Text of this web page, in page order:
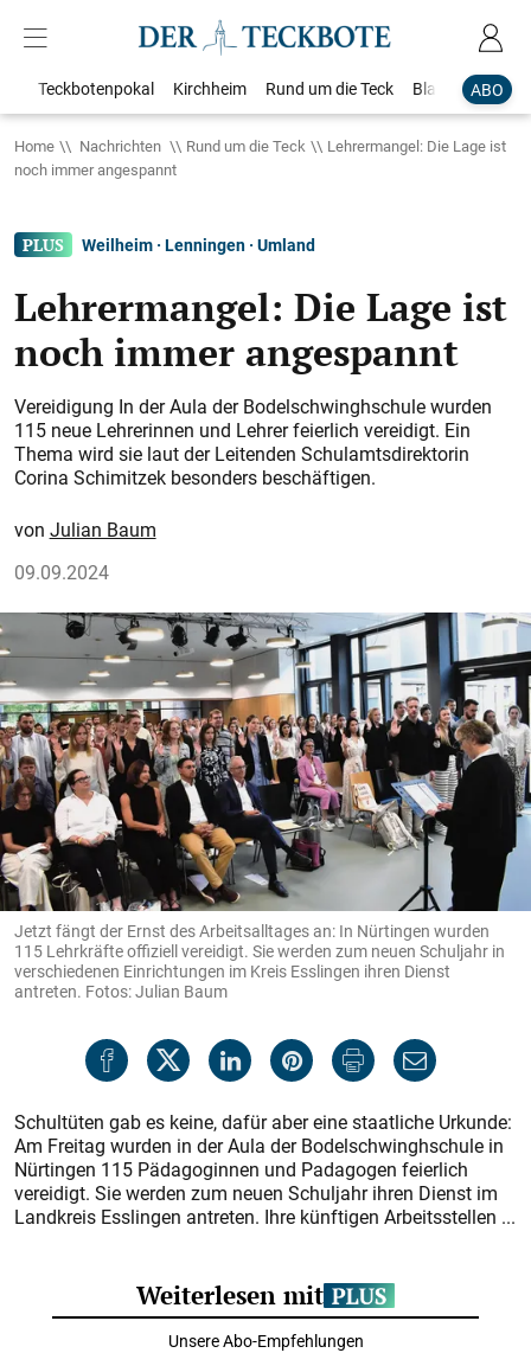
ABO
Teckbotenpokal Kirchheim Rund um die Teck Blaulicht
Home Nachrichten Rund um die Teck
Lehrermangel: Die Lage ist
noch immer angespannt
Weilheim · Lenningen · Umland
Lehrermangel: Die Lage ist
noch immer angespannt
Vereidigung In der Aula der Bodelschwinghschule wurden
115 neue Lehrerinnen und Lehrer feierlich vereidigt. Ein
Thema wird sie laut der Leitenden Schulamtsdirektorin
Corina Schimitzek besonders beschäftigen.
Julian Baum
09.09.2024
Jetzt fängt der Ernst des Arbeitsalltages an: In Nürtingen wurden
115 Lehrkräfte offiziell vereidigt. Sie werden zum neuen Schuljahr in
verschiedenen Einrichtungen im Kreis Esslingen ihren Dienst
antreten. Fotos: Julian Baum
Schultüten gab es keine, dafür aber eine staatliche Urkunde:
Am Freitag wurden in der Aula der Bodelschwinghschule in
Nürtingen 115 Pädagoginnen und Padagogen feierlich
vereidigt. Sie werden zum neuen Schuljahr ihren Dienst im
Landkreis Esslingen antreten. Ihre künftigen Arbeitsstellen ...